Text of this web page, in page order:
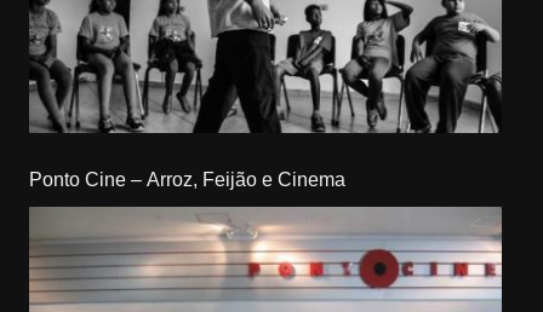
Ponto Cine – Arroz, Feijão e Cinema